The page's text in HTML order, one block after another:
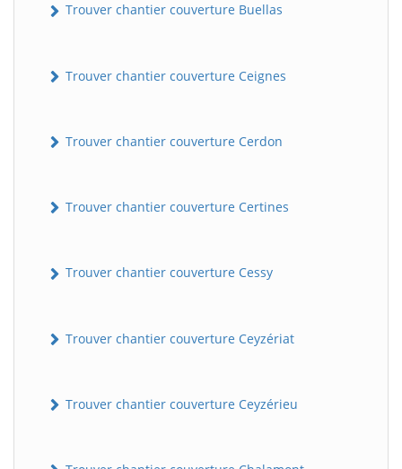
Trouver chantier couverture Buellas
Trouver chantier couverture Ceignes
Trouver chantier couverture Cerdon
Trouver chantier couverture Certines
Trouver chantier couverture Cessy
Trouver chantier couverture Ceyzériat
Trouver chantier couverture Ceyzérieu